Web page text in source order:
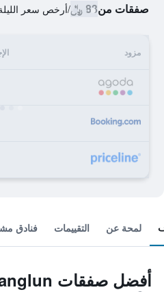
صفقات من83 ﷼ /أرخص سعر
مزود
لمحة عن التقييمات فنادق
أفضل صفقات Gm Hotel @ Changlun